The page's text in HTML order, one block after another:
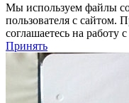
Мы используем файлы
пользователя с сайтом.
соглашаетесь на работу
Принять